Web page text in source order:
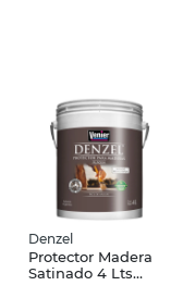
Denzel
Protector Madera
Satinado 4 Lts